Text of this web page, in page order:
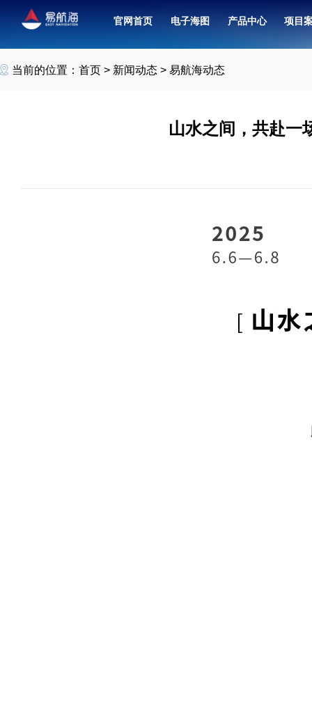
官网首页 电子海图 产品中心 项目
当前的位置： 首页 > 新闻动态 > 易航海动态
山水之间，共赴